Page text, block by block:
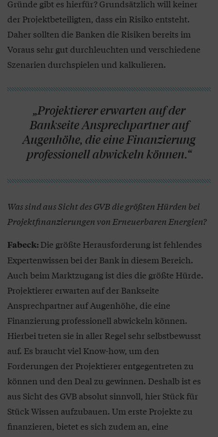
Gründe gibt es hierfür? Grundsätzlich will keiner
der Projektbeteiligten, dass ein Risiko entsteht.
Daher sollten die Banken die Risiken bereits im
Voraus sehr gut durchleuchten und verschiedene
Szenarien durchspielen und kalkulieren.
„Projektierer erwarten auf der
Bankseite Ansprechpartner auf
Augenhöhe, die eine Finanzierung
professionell abwickeln können.“
Was sind aus Sicht des GVB die größten Hürden bei
Projektfinanzierungen von Erneuerbaren Energien?
Fabeck:Die größte Herausforderung ist fehlendes
Expertenwissen bei der Bank in diesem Bereich.
Auch beim Marktzugang ist dies die größte Hürde.
Projektierer erwarten auf der Bankseite
Ansprechpartner auf Augenhöhe, die eine
Finanzierung professionell abwickeln können.
Hierbei treten sie in aller Regel sehr selbstbewusst
auf. Es braucht viel Know-how, um den
Forderungen der Projektierer entgegentreten zu
können und den Deal zu gewinnen. Deshalb ist es
aus Sicht des GVB absolut sinnvoll, hier Stück für
Stück Wissen aufzubauen. Um erste Projekte zu
finanzieren, bietet es sich zudem an, eine